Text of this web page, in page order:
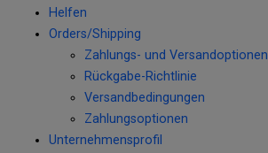
Helfen
Orders/Shipping
Zahlungs- und Versandoptionen
Rückgabe-Richtlinie
Versandbedingungen
Zahlungsoptionen
Unternehmensprofil